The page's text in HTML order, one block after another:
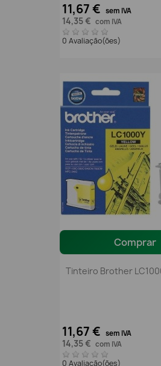
11,67 € sem IVA
14,35 € com IVA
0 Avaliação(ões)
Comprar
Tinteiro Brother
11,67 € sem IVA
14,35 € com IVA
0 Avaliação(ões)